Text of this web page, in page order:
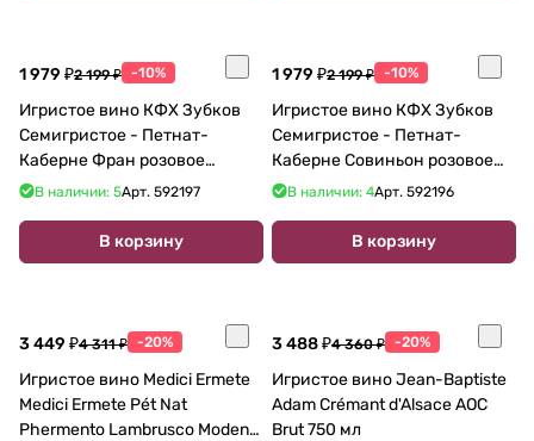
1 979 ₽2 199 ₽ -10%
Игристое вино КФХ Зубков
Семигристое - Петнат-
Каберне Фран розовое
экстра брют 750 мл
В наличии: 5Арт. 592197
В корзину
1 979 ₽2 199 ₽ -10%
Игристое вино КФХ Зубков
Семигристое - Петнат-
Каберне Совиньон розовое
экстра брют 750 мл
В наличии: 4Арт. 592196
В корзину
3 449 ₽4 311 ₽ -20%
Игристое вино Medici Ermete
Medici Ermete Pét Nat
Phermento Lambrusco Modena
3 488 ₽4 360 ₽ -20%
Игристое вино Jean-Baptiste
Adam Crémant d'Alsace AOC
Brut 750 мл